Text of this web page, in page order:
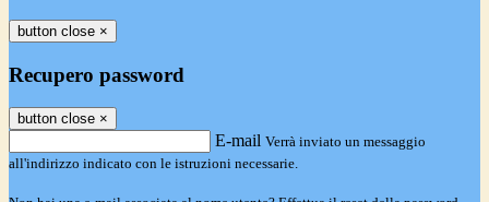
button close ×
Recupero password
button close ×
E-mail Verrà inviato un messaggio
all'indirizzo indicato con le istruzioni necessarie.